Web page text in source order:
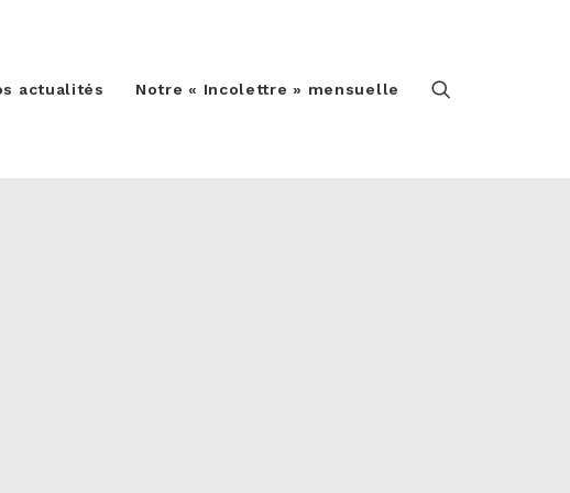
actualités Notre « Incolettre » mensuelle